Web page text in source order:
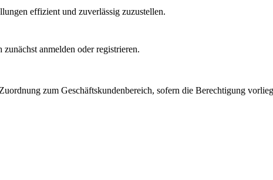
effizient und zuverlässig zuzustellen.
anmelden oder registrieren.
zum Geschäftskundenbereich, sofern die Berechtigung